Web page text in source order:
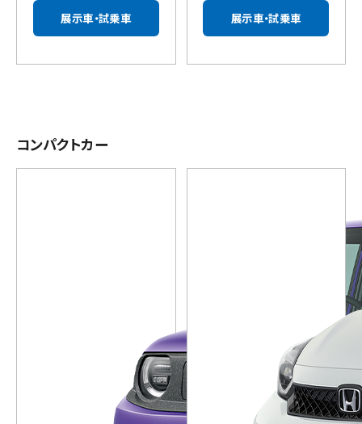
展示車・試乗車 展示車・試乗車
コンパクトカー